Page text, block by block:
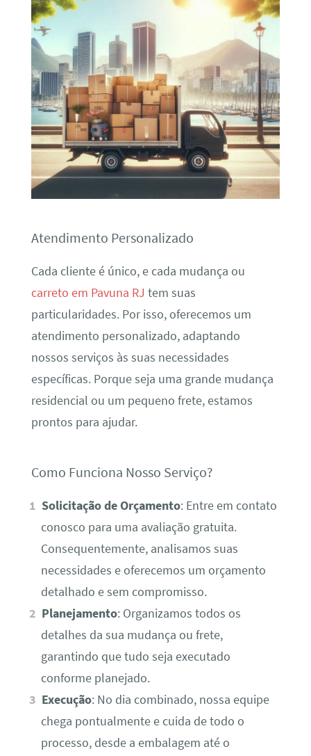
Atendimento Personalizado
Cada cliente é único, e cada mudança ou
carreto em Pavuna RJ tem suas
particularidades. Por isso, oferecemos um
atendimento personalizado, adaptando
nossos serviços às suas necessidades
específicas. Porque seja uma grande mudança
residencial ou um pequeno frete, estamos
prontos para ajudar.
Como Funciona Nosso Serviço?
Solicitação de Orçamento: Entre em contato
conosco para uma avaliação gratuita.
Consequentemente, analisamos suas
necessidades e oferecemos um orçamento
detalhado e sem compromisso.
Planejamento: Organizamos todos os
detalhes da sua mudança ou frete,
garantindo que tudo seja executado
conforme planejado.
Execução: No dia combinado, nossa equipe
chega pontualmente e cuida de todo o
processo, desde a embalagem até o